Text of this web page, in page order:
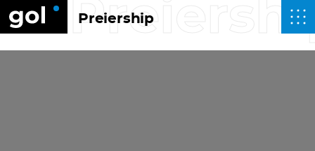
Preiership